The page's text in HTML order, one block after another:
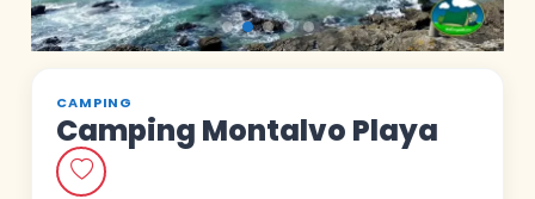
CAMPING
Camping Montalvo Playa